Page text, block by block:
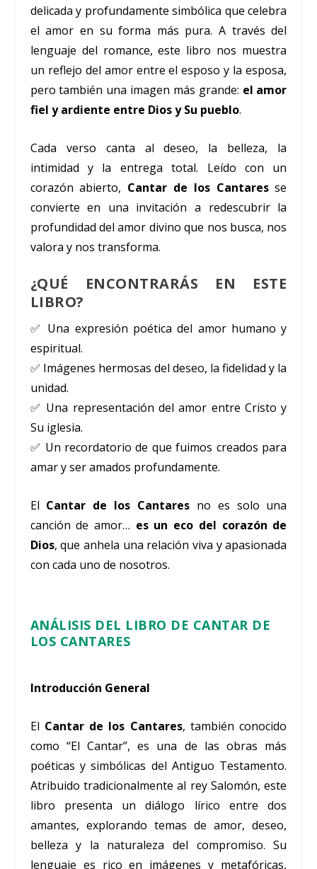
delicada y profundamente simbólica que celebra
el amor en su forma más pura. A través del
lenguaje del romance, este libro nos muestra
un reflejo del amor entre el esposo y la esposa,
pero también una imagen más grande: el amor
fiel y ardiente entre Dios y Su pueblo.
Cada verso canta al deseo, la belleza, la
intimidad y la entrega total. Leído con un
corazón abierto, Cantar de los Cantaresse
convierte en una invitación a redescubrir la
profundidad del amor divino que nos busca, nos
valora y nos transforma.
¿QUÉ ENCONTRARÁS EN ESTE
LIBRO?
✅ Una expresión poética del amor humano y
espiritual.
✅ Imágenes hermosas del deseo, la fidelidad y la
unidad.
✅ Una representación del amor entre Cristo y
Su iglesia.
✅ Un recordatorio de que fuimos creados para
amar y ser amados profundamente.
El Cantar de los Cantares no es solo una
canción de amor… es un eco del corazón de
Dios, que anhela una relación viva y apasionada
con cada uno de nosotros.
ANÁLISIS DEL LIBRO DE CANTAR DE
LOS CANTARES
Introducción General
El Cantar de los Cantares, también conocido
como “El Cantar”, es una de las obras más
poéticas y simbólicas del Antiguo Testamento.
Atribuido tradicionalmente al rey Salomón, este
libro presenta un diálogo lírico entre dos
amantes, explorando temas de amor, deseo,
belleza y la naturaleza del compromiso. Su
lenguaje es rico en imágenes y metafóricas,